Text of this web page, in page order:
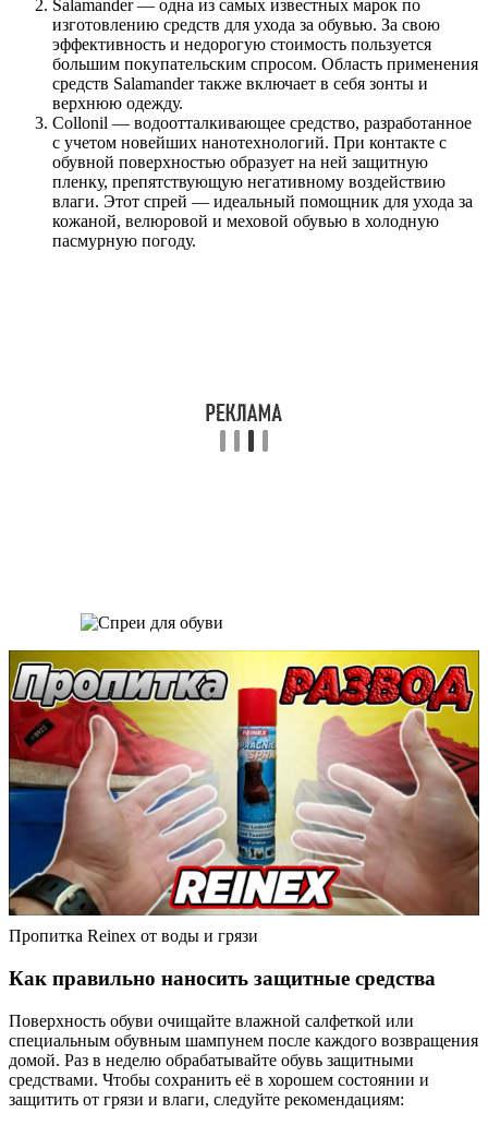
Salamander — одна из самых известных марок по
изготовлению средств для ухода за обувью. За свою
эффективность и недорогую стоимость пользуется
большим покупательским спросом. Область применения
средств Salamander также включает в себя зонты и
верхнюю одежду.
Collonil — водоотталкивающее средство, разработанное
с учетом новейших нанотехнологий. При контакте с
обувной поверхностью образует на ней защитную
пленку, препятствующую негативному воздействию
влаги. Этот спрей — идеальный помощник для ухода за
кожаной, велюровой и меховой обувью в холодную
пасмурную погоду.
Пропитка Reinex от воды и грязи
Как правильно наносить защитные средства
Поверхность обуви очищайте влажной салфеткой или
специальным обувным шампунем после каждого возвращения
домой. Раз в неделю обрабатывайте обувь защитными
средствами. Чтобы сохранить её в хорошем состоянии и
защитить от грязи и влаги, следуйте рекомендациям: